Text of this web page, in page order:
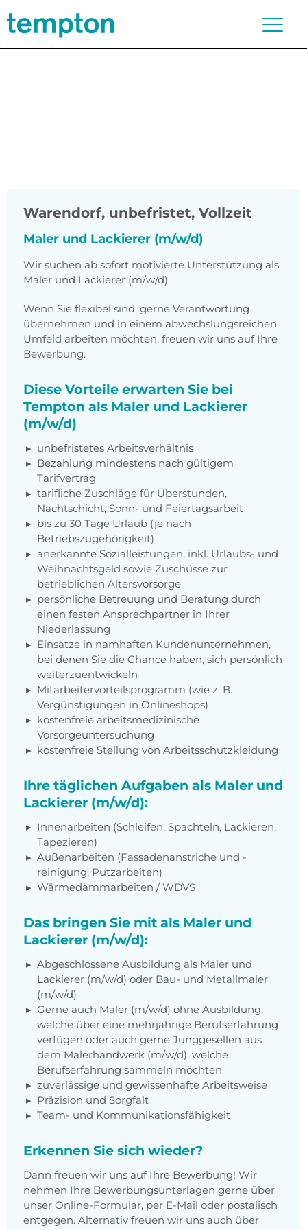
Warendorf, unbefristet, Vollzeit
Maler und Lackierer (m/w/d)
Wir suchen ab sofort motivierte Unterstützung als
Maler und Lackierer (m/w/d)
Wenn Sie flexibel sind, gerne Verantwortung
übernehmen und in einem abwechslungsreichen
Umfeld arbeiten möchten, freuen wir uns auf Ihre
Bewerbung.
Diese Vorteile erwarten Sie bei
Tempton als Maler und Lackierer
(m/w/d)
unbefristetes Arbeitsverhältnis
Bezahlung mindestens nach gültigem
Tarifvertrag
tarifliche Zuschläge für Überstunden,
Nachtschicht, Sonn- und Feiertagsarbeit
bis zu 30 Tage Urlaub (je nach
Betriebszugehörigkeit)
anerkannte Sozialleistungen, inkl. Urlaubs- und
Weihnachtsgeld sowie Zuschüsse zur
betrieblichen Altersvorsorge
persönliche Betreuung und Beratung durch
einen festen Ansprechpartner in Ihrer
Niederlassung
Einsätze in namhaften Kundenunternehmen,
bei denen Sie die Chance haben, sich persönlich
weiterzuentwickeln
Mitarbeitervorteilsprogramm (wie z. B.
Vergünstigungen in Onlineshops)
kostenfreie arbeitsmedizinische
Vorsorgeuntersuchung
kostenfreie Stellung von Arbeitsschutzkleidung
Ihre täglichen Aufgaben als Maler und
Lackierer (m/w/d):
Innenarbeiten (Schleifen, Spachteln, Lackieren,
Tapezieren)
Außenarbeiten (Fassadenanstriche und -
reinigung, Putzarbeiten)
Wärmedämmarbeiten / WDVS
Das bringen Sie mit als Maler und
Lackierer (m/w/d):
Abgeschlossene Ausbildung als Maler und
Lackierer (m/w/d) oder Bau- und Metallmaler
(m/w/d)
Gerne auch Maler (m/w/d) ohne Ausbildung,
welche über eine mehrjährige Berufserfahrung
verfügen oder auch gerne Junggesellen aus
dem Malerhandwerk (m/w/d), welche
Berufserfahrung sammeln möchten
zuverlässige und gewissenhafte Arbeitsweise
Präzision und Sorgfalt
Team- und Kommunikationsfähigkeit
Erkennen Sie sich wieder?
Dann freuen wir uns auf Ihre Bewerbung! Wir
nehmen Ihre Bewerbungsunterlagen gerne über
unser Online-Formular, per E-Mail oder postalisch
entgegen. Alternativ freuen wir uns auch über